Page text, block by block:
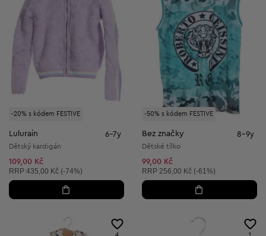
-20% s kódem FESTIVE
Lulurain 6-7y
Dětský kardigán
109,00 Kč
Doporučená cena:
RRP 435,00 Kč (-74%)
-50% s kódem FESTIVE
Bez značky 8-9y
Dětské tílko
99,00 Kč
Doporučená cena:
RRP 256,00 Kč (-61%)